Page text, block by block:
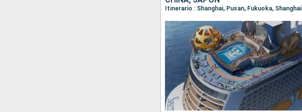
Itinerario : Shanghai, Pusan, Fukuoka, Shanghai